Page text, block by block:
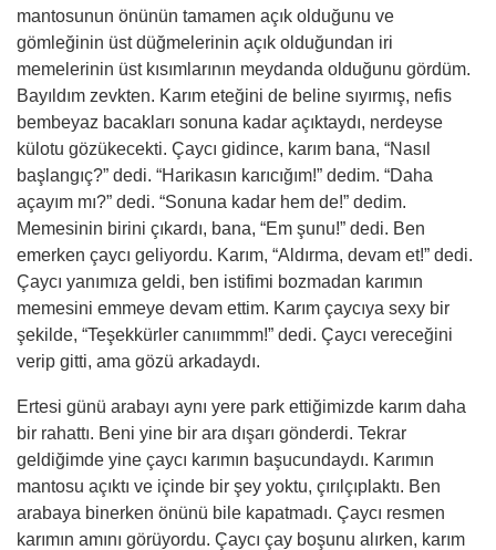
mantosunun önünün tamamen açık olduğunu ve
gömleğinin üst düğmelerinin açık olduğundan iri
memelerinin üst kısımlarının meydanda olduğunu gördüm.
Bayıldım zevkten. Karım eteğini de beline sıyırmış, nefis
bembeyaz bacakları sonuna kadar açıktaydı, nerdeyse
külotu gözükecekti. Çaycı gidince, karım bana, “Nasıl
başlangıç?” dedi. “Harikasın karıcığım!” dedim. “Daha
açayım mı?” dedi. “Sonuna kadar hem de!” dedim.
Memesinin birini çıkardı, bana, “Em şunu!” dedi. Ben
emerken çaycı geliyordu. Karım, “Aldırma, devam et!” dedi.
Çaycı yanımıza geldi, ben istifimi bozmadan karımın
memesini emmeye devam ettim. Karım çaycıya sexy bir
şekilde, “Teşekkürler canıımmm!” dedi. Çaycı vereceğini
verip gitti, ama gözü arkadaydı.
Ertesi günü arabayı aynı yere park ettiğimizde karım daha
bir rahattı. Beni yine bir ara dışarı gönderdi. Tekrar
geldiğimde yine çaycı karımın başucundaydı. Karımın
mantosu açıktı ve içinde bir şey yoktu, çırılçıplaktı. Ben
arabaya binerken önünü bile kapatmadı. Çaycı resmen
karımın amını görüyordu. Çaycı çay boşunu alırken, karım